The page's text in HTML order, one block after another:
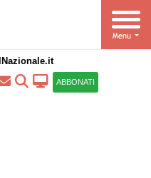
IlNazionale.it
ABBONATI